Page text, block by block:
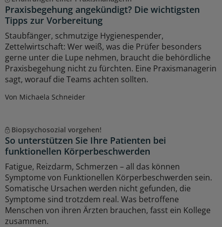
Praxisbegehung angekündigt? Die wichtigsten
Tipps zur Vorbereitung
Staubfänger, schmutzige Hygienespender,
Zettelwirtschaft: Wer weiß, was die Prüfer besonders
gerne unter die Lupe nehmen, braucht die behördliche
Praxisbegehung nicht zu fürchten. Eine Praxismanagerin
sagt, worauf die Teams achten sollten.
Von Michaela Schneider
Biopsychosozial vorgehen!
So unterstützen Sie Ihre Patienten bei
funktionellen Körperbeschwerden
Fatigue, Reizdarm, Schmerzen – all das können
Symptome von Funktionellen Körperbeschwerden sein.
Somatische Ursachen werden nicht gefunden, die
Symptome sind trotzdem real. Was betroffene
Menschen von ihren Ärzten brauchen, fasst ein Kollege
zusammen.